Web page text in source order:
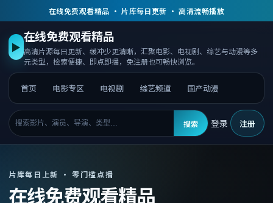
在线免费观看精品 · 片库每日更新 · 高清流畅播放
▶
在线免费观看精品
高清片源每日更新、缓冲少更清晰，汇聚电影、电视剧、综艺与动漫等多
元类型，检索便捷、即点即播，免注册也可畅快浏览。
首页 电影专区 电视剧 综艺频道 国产动漫
搜索 登录 注册
片库每日上新 · 零门槛点播
在线免费观看精品